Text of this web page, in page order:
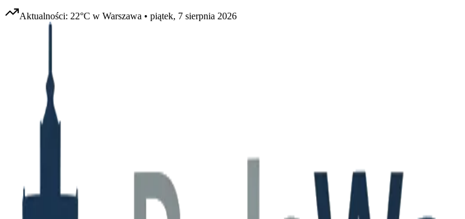
Aktualności: 22°C w Warszawa • piątek, 7 sierpnia 2026